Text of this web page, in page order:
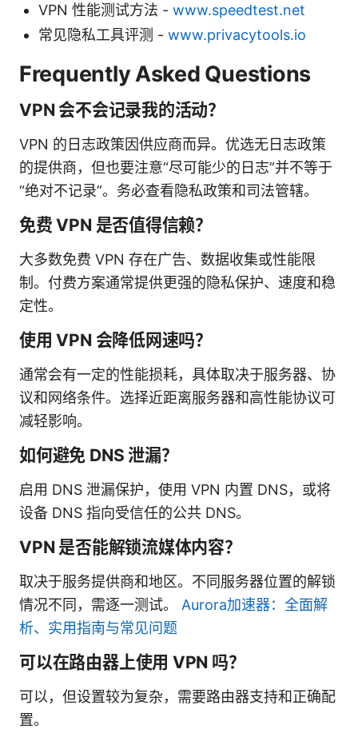
VPN 性能测试方法 - www.speedtest.net
常见隐私工具评测 - www.privacytools.io
Frequently Asked Questions
VPN 会不会记录我的活动？
VPN 的日志政策因供应商而异。优选无日志政策
的提供商，但也要注意“尽可能少的日志”并不等于
“绝对不记录”。务必查看隐私政策和司法管辖。
免费 VPN 是否值得信赖？
大多数免费 VPN 存在广告、数据收集或性能限
制。付费方案通常提供更强的隐私保护、速度和稳
定性。
使用 VPN 会降低网速吗？
通常会有一定的性能损耗，具体取决于服务器、协
议和网络条件。选择近距离服务器和高性能协议可
减轻影响。
如何避免 DNS 泄漏？
启用 DNS 泄漏保护，使用 VPN 内置 DNS，或将
设备 DNS 指向受信任的公共 DNS。
VPN 是否能解锁流媒体内容？
取决于服务提供商和地区。不同服务器位置的解锁
情况不同，需逐一测试。 Aurora加速器：全面解
析、实用指南与常见问题
可以在路由器上使用 VPN 吗？
可以，但设置较为复杂，需要路由器支持和正确配
置。